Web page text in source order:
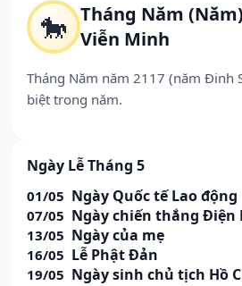
🐎 Tháng Năm
Viễn Minh
Tháng Năm năm 2117 (năm Đinh
biệt trong năm.
Ngày Lễ Tháng 5
01/05 Ngày Quốc tế Lao động
07/05 Ngày chiến thắng Điện
13/05 Ngày của mẹ
16/05 Lễ Phật Đản
19/05 Ngày sinh chủ tịch Hồ